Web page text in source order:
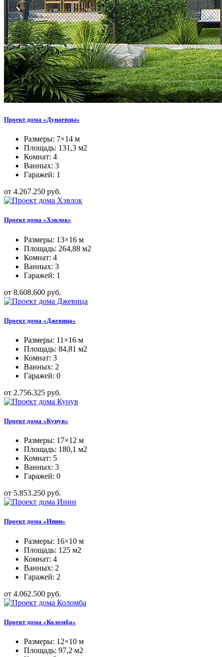
Проект дома «Дунаевцы»
Размеры: 7×14 м
Площадь: 131,3 м2
Комнат: 4
Ванных: 3
Гаражей: 1
от 4.267.250 руб.
Проект дома «Хэвлок»
Размеры: 13×16 м
Площадь: 264,88 м2
Комнат: 4
Ванных: 3
Гаражей: 1
от 8.608.600 руб.
Проект дома «Джевица»
Размеры: 11×16 м
Площадь: 84,81 м2
Комнат: 3
Ванных: 2
Гаражей: 0
от 2.756.325 руб.
Проект дома «Кунув»
Размеры: 17×12 м
Площадь: 180,1 м2
Комнат: 5
Ванных: 3
Гаражей: 0
от 5.853.250 руб.
Проект дома «Инин»
Размеры: 16×10 м
Площадь: 125 м2
Комнат: 4
Ванных: 2
Гаражей: 2
от 4.062.500 руб.
Проект дома «Коломба»
Размеры: 12×10 м
Площадь: 97,2 м2